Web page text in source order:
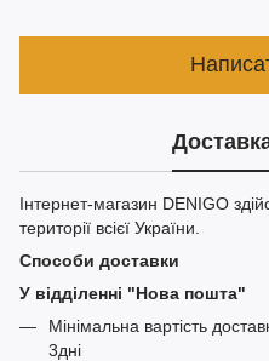
Інтернет-магазин DENIGO
території всієї України.
Способи доставки
У відділенні "Нова пошта"
Мінімальна вартість
3дні